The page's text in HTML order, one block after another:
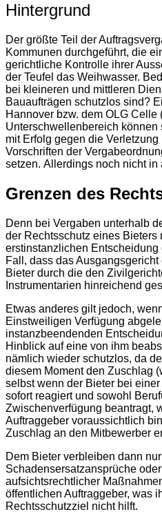
Hintergrund
Der größte Teil der
Kommunen durchgeführt, die
gerichtliche Kontrolle ihrer
der Teufel das Weihwasser.
bei kleineren und mittleren
Bauaufträgen schutzlos sind?
Hannover bzw. dem OLG Celle
Unterschwellen­bereich können
mit Erfolg gegen die
Vorschriften der
setzen. Allerdings noch nicht
Grenzen des
Denn bei Vergaben unterhalb
der Rechtsschutz eines
erstinstanzlichen Entscheidung
Fall, dass das
Bieter durch die den
Instrumentarien hinreichend
Etwas anderes gilt jedoch,
Einstweiligen Verfügung
instanzbeendenden
Hinblick auf eine von ihm
nämlich wieder schutzlos, da
diesem Moment den Zuschlag
selbst wenn der Bieter bei
sofort reagiert und sowohl
Zwischenverfügung beantragt,
Auftraggeber voraussichtlich
Zuschlag an den Mitbewerber
Dem Bieter verbleiben dann
Schadensersatzansprüche
aufsichtsrechtlicher
öffentlichen Auftraggeber, was
Rechtsschutzziel nicht hilft.